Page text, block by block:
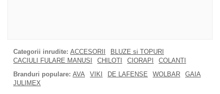
Categorii inrudite: ACCESORII
BLUZE si TOPURI
CACIULI FULARE MANUSI
CHILOTI CIORAPI
COLANTI
Branduri populare: AVA VIKI DE LAFENSE WOLBAR
GAIA
JULIMEX